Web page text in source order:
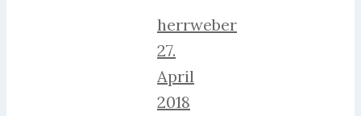
herrweber
27.
April
2018